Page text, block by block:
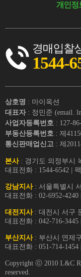
개인정
경매입찰
1544-
상호명 : 마이옥션
대표자 : 정민준 (email.
사업자등록번호 : 127-
부동산등록번호 : 제
통신판매업신고 : 제
본사: 경기도 의정부시
대표전화 : 1544-6542 |
강남지사: 서울특별시
대표전화 : 02-6952-4240
대전지사: 대전시 서구
대표전화 : 042-716-3445
부산지사: 부산시 연제
대표전화 : 051-714-1454
Copyright ⓒ 2010 L&C
reserved.